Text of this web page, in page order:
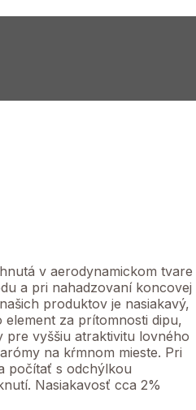
v aerodynamickom tvare
a pri nahadzovaní koncovej
produktov je nasiakavý,
za prítomnosti dipu,
pre vyššiu atraktivitu lovného
na kŕmnom mieste. Pri
počítať s odchýlkou
Nasiakavosť cca 2%